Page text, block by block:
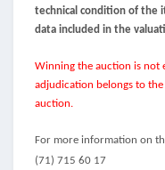
technical condition of the
data included in the
Winning the auction is not
adjudication belongs to
auction.
For more information on
(71) 715 60 17